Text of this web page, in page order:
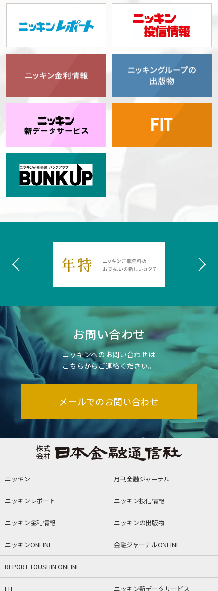
お問い合わせ
ニッキンへのお問い合わせは
こちらからご連絡ください。
メールでのお問い合わせ
ニッキン 月刊金融ジャーナル
ニッキンレポート ニッキン投信情報
ニッキン金利情報 ニッキンの出版物
ニッキンONLINE 金融ジャーナルONLINE
REPORT TOUSHIN ONLINE
FIT ニッキン新データサービス